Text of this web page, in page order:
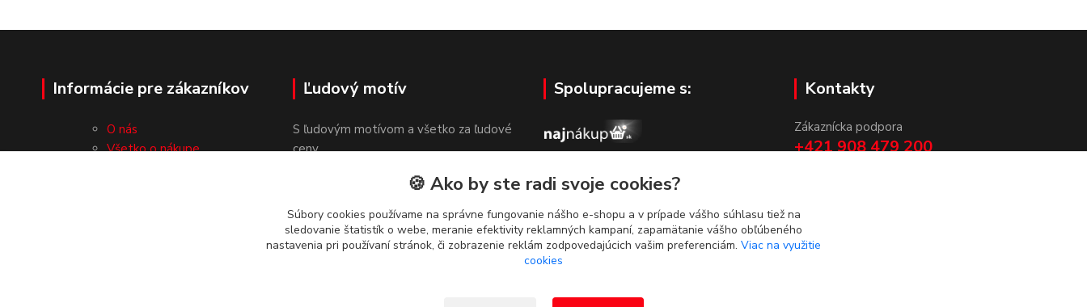
Informácie pre zákazníkov
O nás
Všetko o nákupe
Ľudový motív
S ľudovým motívom a všetko za ľudové
ceny.
Spolupracujeme s: Kontakty
Zákaznícka podpora
+421 908 479 200
🍪 Ako by ste radi svoje cookies?
Súbory cookies používame na správne fungovanie nášho e-shopu a v prípade vášho súhlasu tiež na
sledovanie štatistík o webe, meranie efektivity reklamných kampaní, zapamätanie vášho obľúbeného
nastavenia pri používaní stránok, či zobrazenie reklám zodpovedajúcich vašim preferenciám. Viac na využitie
cookies